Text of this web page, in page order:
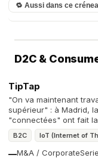
🔁 Aussi dans ce
D2C &
TipTap
"On va maintenant
supérieur" : à Madrid,
"connectées" ont fait
B2C IoT (Internet of
M&A / Corporate
—